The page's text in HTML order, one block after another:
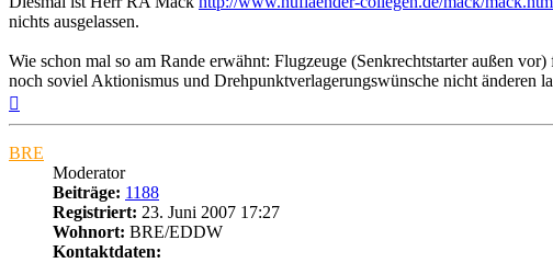
nichts ausgelassen.
Wie schon mal so am Rande erwähnt: Flugzeuge (Senkrechtstarter außen
noch soviel Aktionismus und Drehpunktverlagerungswünsche nicht änderen
BRE
Moderator
Beiträge: 1188
Registriert: 23. Juni 2007 17:27
Wohnort: BRE/EDDW
Kontaktdaten: